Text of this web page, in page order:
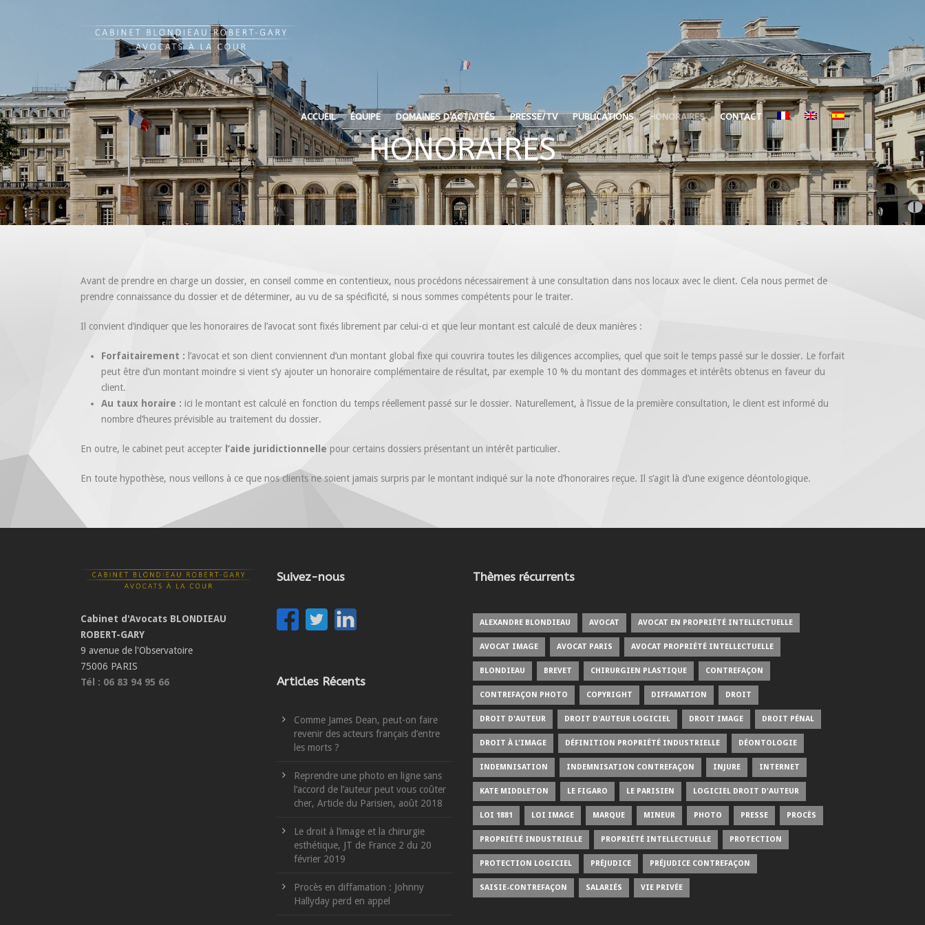
ACCUEIL ÉQUIPE DOMAINES D’ACTIVITÉS PRESSE/TV PUBLICATIONS HONORAIRES CONTACT
HONORAIRES
Avant de prendre en charge un dossier, en conseil comme en contentieux, nous procédons nécessairement à une consultation dans nos locaux avec le client. Cela nous permet de
prendre connaissance du dossier et de déterminer, au vu de sa spécificité, si nous sommes compétents pour le traiter.
Il convient d’indiquer que les honoraires de l’avocat sont fixés librement par celui-ci et que leur montant est calculé de deux manières :
Forfaitairement : l’avocat et son client conviennent d’un montant global fixe qui couvrira toutes les diligences accomplies, quel que soit le temps passé sur le dossier. Le forfait
peut être d’un montant moindre si vient s’y ajouter un honoraire complémentaire de résultat, par exemple 10 % du montant des dommages et intérêts obtenus en faveur du
client.
Au taux horaire : ici le montant est calculé en fonction du temps réellement passé sur le dossier. Naturellement, à l’issue de la première consultation, le client est informé du
nombre d’heures prévisible au traitement du dossier.
En outre, le cabinet peut accepter l’aide juridictionnelle pour certains dossiers présentant un intérêt particulier.
En toute hypothèse, nous veillons à ce que nos clients ne soient jamais surpris par le montant indiqué sur la note d’honoraires reçue. Il s’agit là d’une exigence déontologique.
Cabinet d'Avocats BLONDIEAU
ROBERT-GARY
9 avenue de l'Observatoire
75006 PARIS
Tél : 06 83 94 95 66
Suivez-nous
Articles Récents
Comme James Dean, peut-on faire
revenir des acteurs français d’entre
les morts ?
Reprendre une photo en ligne sans
l’accord de l’auteur peut vous coûter
cher, Article du Parisien, août 2018
Le droit à l’image et la chirurgie
esthétique, JT de France 2 du 20
février 2019
Procès en diffamation : Johnny
Hallyday perd en appel
Thèmes récurrents
ALEXANDRE BLONDIEAU AVOCAT AVOCAT EN PROPRIÉTÉ INTELLECTUELLE
AVOCAT IMAGE AVOCAT PARIS AVOCAT PROPRIÉTÉ INTELLECTUELLE
BLONDIEAU BREVET CHIRURGIEN PLASTIQUE CONTREFAÇON
CONTREFAÇON PHOTO COPYRIGHT DIFFAMATION DROIT
DROIT D'AUTEUR DROIT D'AUTEUR LOGICIEL DROIT IMAGE DROIT PÉNAL
DROIT À L'IMAGE DÉFINITION PROPRIÉTÉ INDUSTRIELLE DÉONTOLOGIE
INDEMNISATION INDEMNISATION CONTREFAÇON INJURE INTERNET
KATE MIDDLETON LE FIGARO LE PARISIEN LOGICIEL DROIT D'AUTEUR
LOI 1881 LOI IMAGE MARQUE MINEUR PHOTO PRESSE PROCÈS
PROPRIÉTÉ INDUSTRIELLE PROPRIÉTÉ INTELLECTUELLE PROTECTION
PROTECTION LOGICIEL PRÉJUDICE PRÉJUDICE CONTREFAÇON
SAISIE-CONTREFAÇON SALARIÉS VIE PRIVÉE